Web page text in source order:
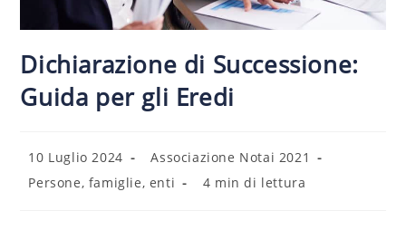
Dichiarazione di Successione:
Guida per gli Eredi
10 Luglio 2024
Associazione Notai 2021
Persone, famiglie, enti
4 min di lettura